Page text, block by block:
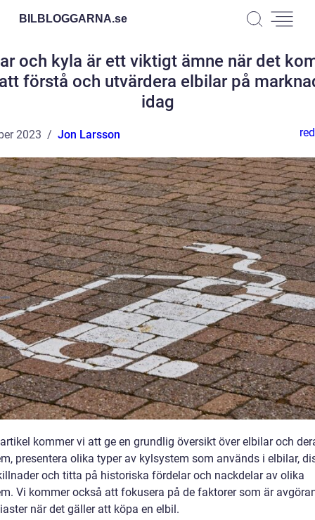
BILBLOGGARNA.se
och kyla är ett viktigt ämne när det
förstå och utvärdera elbilar på
idag
2023 Jon Larsson
kommer vi att ge en grundlig översikt över elbilar och
presentera olika typer av kylsystem som används i elbilar,
och titta på historiska fördelar och nackdelar av olika
Vi kommer också att fokusera på de faktorer som är
när det gäller att köpa en elbil.